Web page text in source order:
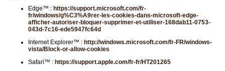
Edge™ : https://support.microsoft.com/fr-
fr/windows/g%C3%A9rer-les-cookies-dans-microsoft-edge-
afficher-autoriser-bloquer-supprimer-et-utiliser-168dab11-0753-
043d-7c16-ede5947fc64d
Internet Explorer™ : http://windows.microsoft.com/fr-FR/windows-
vista/Block-or-allow-cookies
Safari™ : https://support.apple.com/fr-fr/HT201265